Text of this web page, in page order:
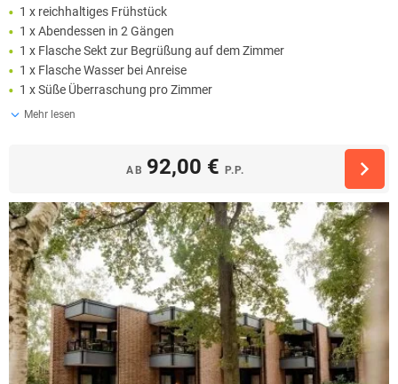
1 x reichhaltiges Frühstück
1 x Abendessen in 2 Gängen
1 x Flasche Sekt zur Begrüßung auf dem Zimmer
1 x Flasche Wasser bei Anreise
1 x Süße Überraschung pro Zimmer
Mehr lesen
AB 92,00 € P.P.